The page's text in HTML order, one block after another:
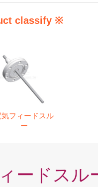
classify ※
気フィードスル
ー
ードスル